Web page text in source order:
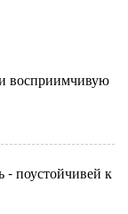
восприимчивую
- поустойчивей к